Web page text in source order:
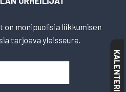
on monipuolisia liikkumisen
tarjoava yleisseura.
KALENTERI